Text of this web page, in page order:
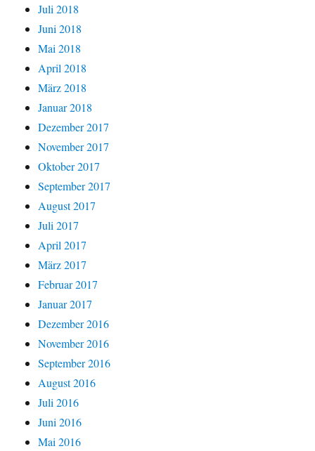
Juli 2018
Juni 2018
Mai 2018
April 2018
März 2018
Januar 2018
Dezember 2017
November 2017
Oktober 2017
September 2017
August 2017
Juli 2017
April 2017
März 2017
Februar 2017
Januar 2017
Dezember 2016
November 2016
September 2016
August 2016
Juli 2016
Juni 2016
Mai 2016